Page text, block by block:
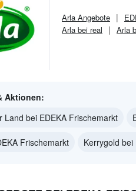
Arla Angebote
Arla bei real
Arla
Aktionen:
Land bei EDEKA Frischemarkt
Frischemarkt Kerrygold